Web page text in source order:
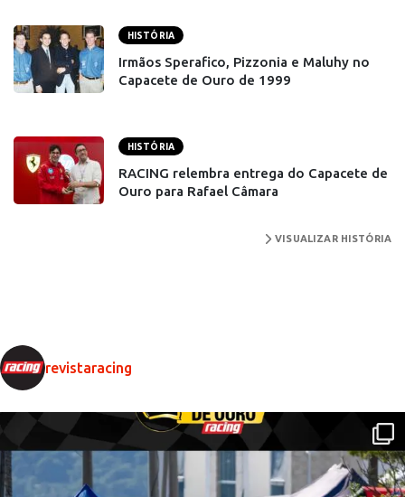
HISTÓRIA
Irmãos Sperafico, Pizzonia e Maluhy no
Capacete de Ouro de 1999
HISTÓRIA
RACING relembra entrega do Capacete de
Ouro para Rafael Câmara
VISUALIZAR HISTÓRIA
revistaracing